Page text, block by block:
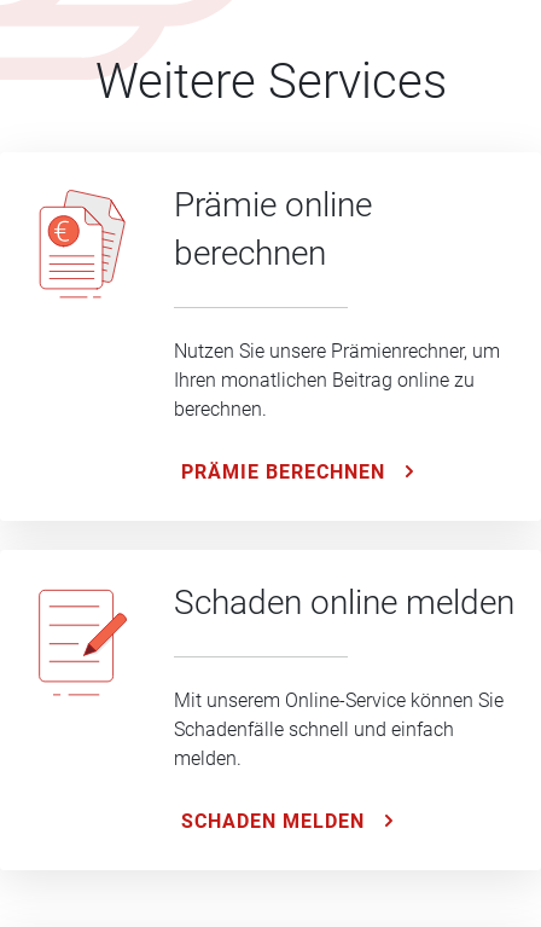
Weitere Services
Prämie online
berechnen
Nutzen Sie unsere Prämienrechner, um
Ihren monatlichen Beitrag online zu
berechnen.
PRÄMIE BERECHNEN
Schaden online melden
Mit unserem Online-Service können Sie
Schadenfälle schnell und einfach
melden.
SCHADEN MELDEN